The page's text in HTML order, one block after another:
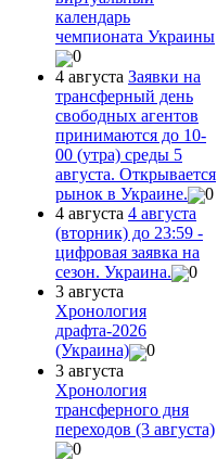
календарь
чемпионата Украины
0
4 августа Заявки на
трансферный день
свободных агентов
принимаются до 10-
00 (утра) среды 5
августа. Открывается
рынок в Украине.
0
4 августа 4 августа
(вторник) до 23:59 -
цифровая заявка на
сезон. Украина.
0
3 августа
Хронология
драфта-2026
(Украина)
0
3 августа
Хронология
трансферного дня
переходов (3 августа)
0